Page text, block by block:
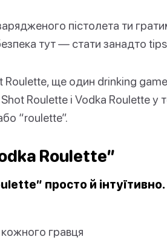
пістолета ти
тут — стати занадто
ще один drinking game
Roulette і Vodka Roulette
“roulette”.
Roulette”
просто й інтуїтивно.
гравця